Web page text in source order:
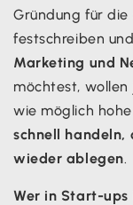
Gründung für
festschreiben
Marketing und
möchtest,
wie möglich
schnell handeln,
wieder ablegen.
Wer in Start-ups